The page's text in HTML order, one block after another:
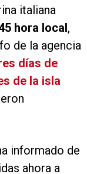
italiana
hora local,
de la agencia
días de
de la isla
informado de
ahora a